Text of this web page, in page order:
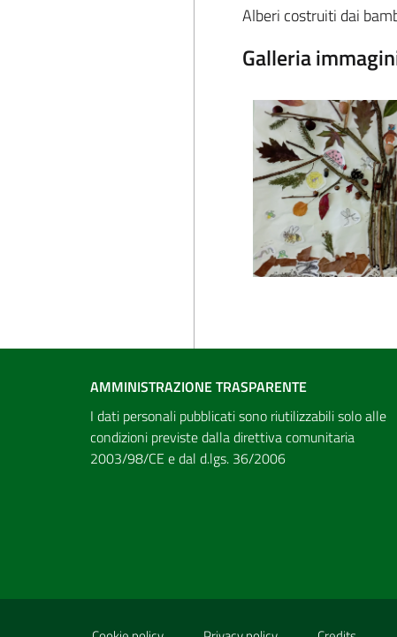
Alberi costruiti dai
Galleria
AMMINISTRAZIONE TRASPARENTE
I dati personali pubblicati sono riutilizzabili solo alle
condizioni previste dalla direttiva comunitaria
2003/98/CE e dal d.lgs. 36/2006